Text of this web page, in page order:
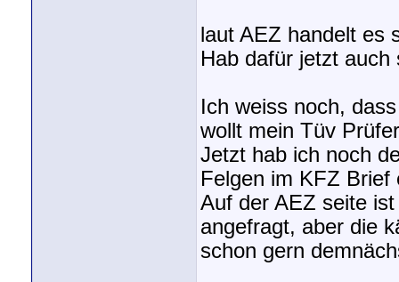
laut AEZ handelt es
Hab dafür jetzt
Ich weiss noch,
wollt mein Tüv
Jetzt hab ich noch
Felgen im KFZ Brief
Auf der AEZ seite
angefragt, aber die
schon gern